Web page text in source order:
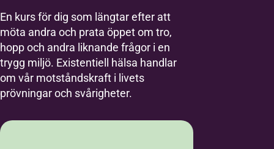
En kurs för dig som längtar efter att
möta andra och prata öppet om tro,
hopp och andra liknande frågor i en
trygg miljö. Existentiell hälsa handlar
om vår motståndskraft i livets
prövningar och svårigheter.